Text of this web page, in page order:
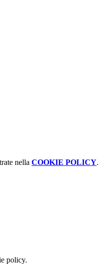
nella COOKIE POLICY.
policy.